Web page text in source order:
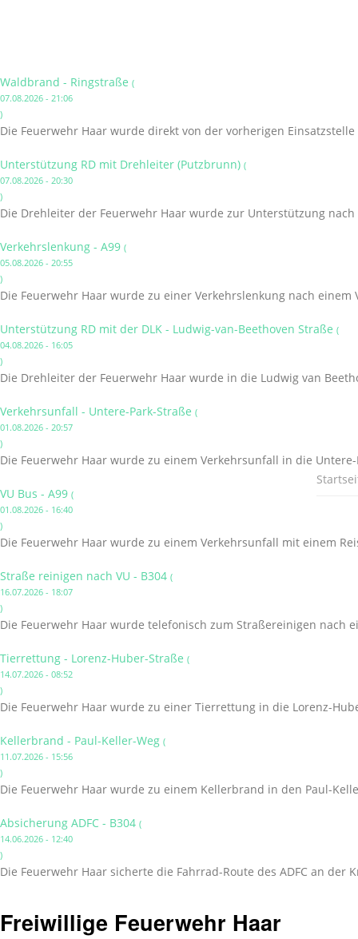
Waldbrand - Ringstraße (
07.08.2026 - 21:06
)
Die Feuerwehr Haar wurde direkt von der vorherigen
Unterstützung RD mit Drehleiter (Putzbrunn) (
07.08.2026 - 20:30
)
Die Drehleiter der Feuerwehr Haar wurde zur Unterstützung
Verkehrslenkung - A99 (
05.08.2026 - 20:55
)
Die Feuerwehr Haar wurde zu einer Verkehrslenkung nach einem
Unterstützung RD mit der DLK - Ludwig-van-Beethoven Straße (
04.08.2026 - 16:05
)
Die Drehleiter der Feuerwehr Haar wurde in die Ludwig van
Verkehrsunfall - Untere-Park-Straße (
01.08.2026 - 20:57
)
Die Feuerwehr Haar wurde zu einem Verkehrsunfall in die
VU Bus - A99 (
01.08.2026 - 16:40
)
Die Feuerwehr Haar wurde zu einem Verkehrsunfall mit einem
Straße reinigen nach VU - B304 (
16.07.2026 - 18:07
)
Die Feuerwehr Haar wurde telefonisch zum Straßereinigen nach
Tierrettung - Lorenz-Huber-Straße (
14.07.2026 - 08:52
)
Die Feuerwehr Haar wurde zu einer Tierrettung in die Lorenz-
Kellerbrand - Paul-Keller-Weg (
11.07.2026 - 15:56
)
Die Feuerwehr Haar wurde zu einem Kellerbrand in den Paul-
Absicherung ADFC - B304 (
14.06.2026 - 12:40
)
Die Feuerwehr Haar sicherte die Fahrrad-Route des ADFC an der
Freiwillige Feuerwehr Haar